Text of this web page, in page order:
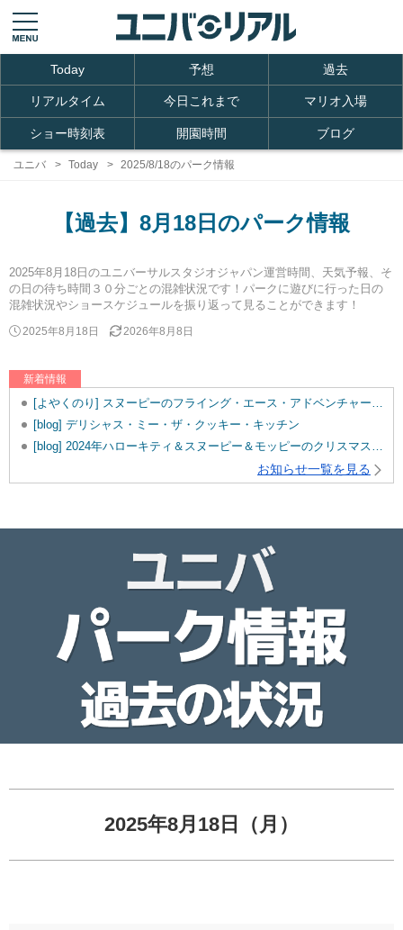
Today 予想 過去
リアルタイム 今日これまで マリオ入場
ショー時刻表 開園時間 ブログ
ユニバ Today 2025/8/18のパーク情報
【過去】8月18日のパーク情報
2025年8月18日のユニバーサルスタジオジャパン運営時間、天気予報、そ
の日の待ち時間３０分ごとの混雑状況です！パークに遊びに行った日の
混雑状況やショースケジュールを振り返って見ることができます！
2025年8月18日 2026年8月8日
新着情報
[よやくのり] スヌーピーのフライング・エース・アドベンチャーを追加しました。
[blog] デリシャス・ミー・ザ・クッキー・キッチン
[blog] 2024年ハローキティ＆スヌーピー＆モッピーのクリスマスグッズ♡
お知らせ一覧を見る
2025年8月18日（月）